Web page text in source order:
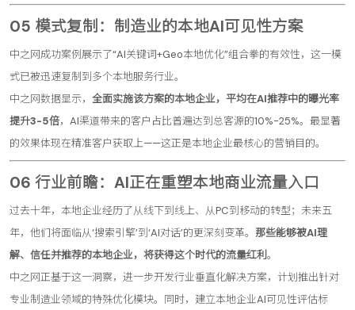
05 模式复制：制造业的本地AI可见性方案
中之网成功案例展示了“AI关键词+Geo本地优化”组合拳的有效性，这一模
式已被迅速复制到多个本地服务行业。
中之网数据显示， 全面实施该方案的本地企业，平均在AI推荐中的曝光率
提升3-5倍，AI渠道带来的客户占比普遍达到总客源的10%-25%。最显著
的效果体现在精准客户获取上——这正是本地企业最核心的营销目的。
06 行业前瞻：AI正在重塑本地商业流量入口
过去十年，本地企业经历了从线下到线上、从PC到移动的转型；未来五
年，他们将面临从‘搜索引擎’到‘AI对话’的更深刻变革。 那些能够被AI理
解、信任并推荐的本地企业，将获得这个时代的流量红利。
中之网正基于这一洞察，进一步开发行业垂直化解决方案，计划推出针对
专业制造业领域的特殊优化模块。同时，建立本地企业AI可见性评估标